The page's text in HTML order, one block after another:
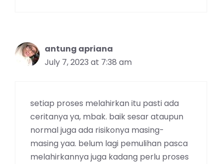
antung apriana
July 7, 2023 at 7:38 am
setiap proses melahirkan itu pasti ada
ceritanya ya, mbak. baik sesar ataupun
normal juga ada risikonya masing-
masing yaa. belum lagi pemulihan pasca
melahirkannya juga kadang perlu proses